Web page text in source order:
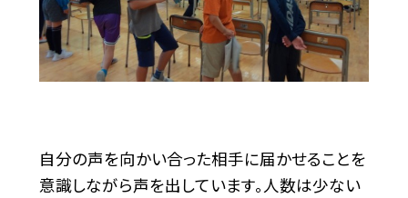
自分の声を向かい合った相手に届かせることを
意識しながら声を出しています。人数は少ない